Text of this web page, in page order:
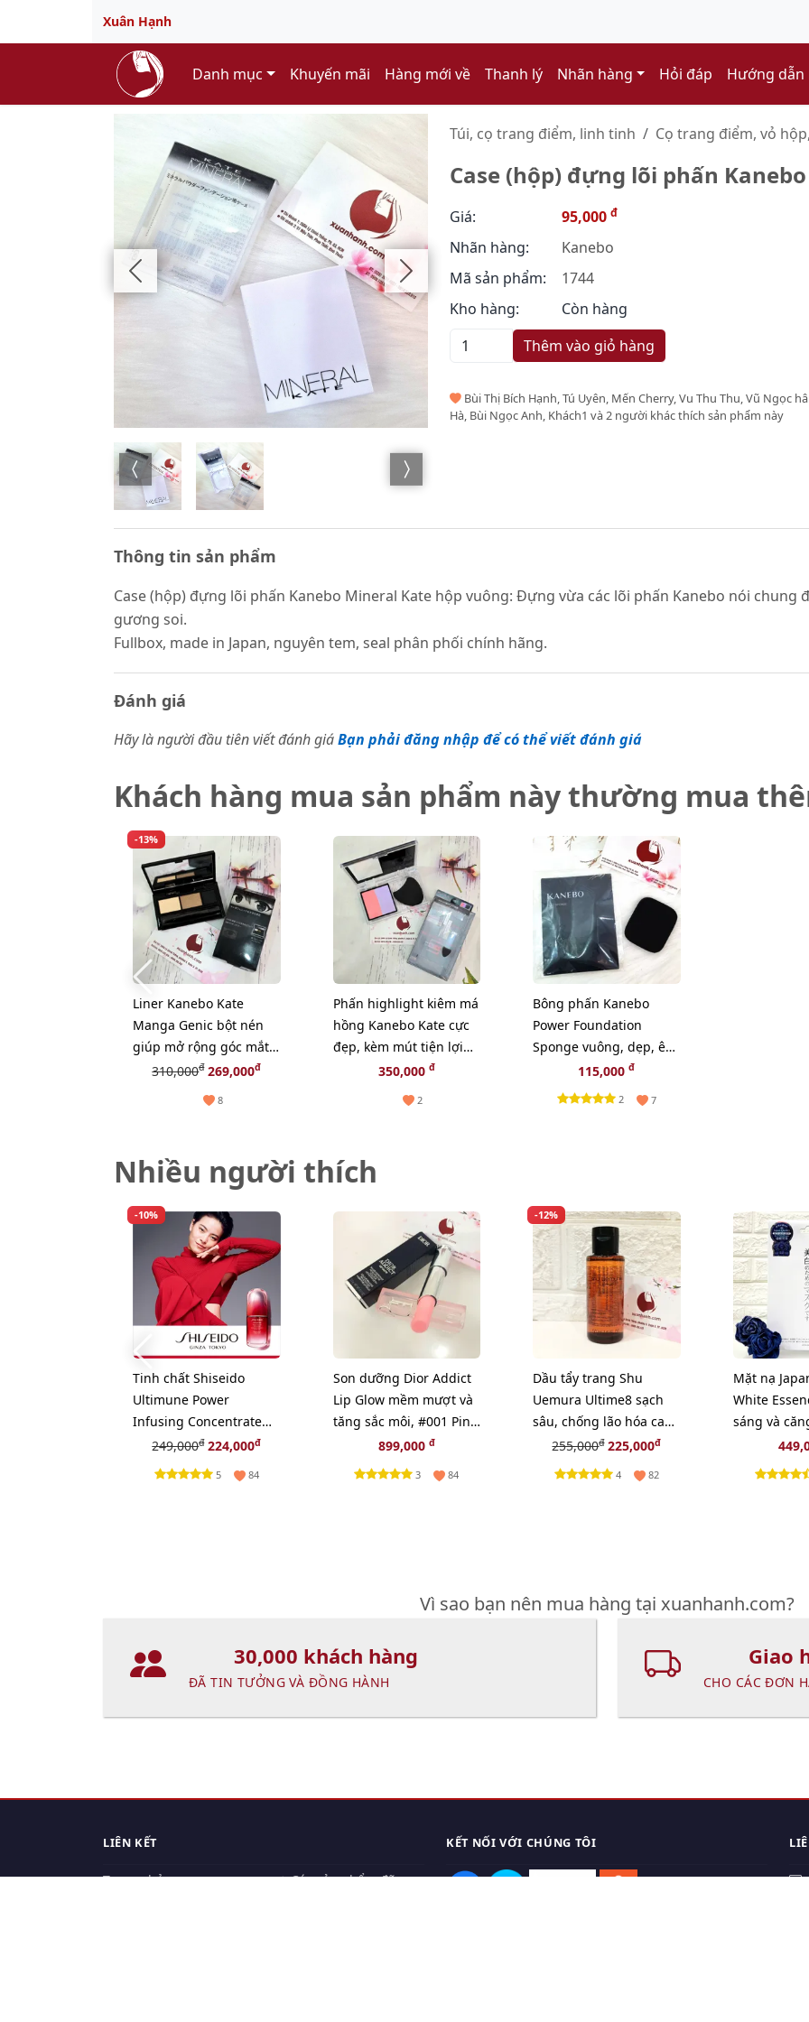
Xuân Hạnh
Danh mục Khuyến mãi Hàng mới về Thanh lý Nhãn hàng Hỏi đáp Hướng dẫn
Túi, cọ trang điểm, linh tinh Cọ trang điểm, vỏ
Case (hộp) đựng lõi phấn
Giá: 95,000 đ
Nhãn hàng:
Kanebo
Mã sản phẩm:
1744
Kho hàng:
Còn hàng
Thêm vào giỏ hàng
Bùi Thị Bích Hạnh, Tú Uyên, Mến Cherry, Vu Thu Thu, Vũ Ngọc
Hà, Bùi Ngọc Anh, Khách1 và 2 người khác thích sản phẩm này
Thông tin sản phẩm
Case (hộp) đựng lõi phấn Kanebo Mineral Kate hộp vuông: Đựng vừa các lõi phấn Kanebo nói chung
gương soi.
Fullbox, made in Japan, nguyên tem, seal phân phối chính hãng.
Đánh giá
Hãy là người đầu tiên viết đánh giáBạn phải đăng nhập để có thể viết đánh giá
Khách hàng mua sản phẩm này thường mua
-13%
Liner Kanebo Kate
Manga Genic bột nén
giúp mở rộng góc mắt
to tròn, long lanh
310,000đ269,000đ
8
Phấn highlight kiêm má
hồng Kanebo Kate cực
đẹp, kèm mút tiện lợi
dễ dùng, #EX-1
350,000 đ
2
Bông phấn Kanebo
Power Foundation
Sponge vuông, dẹp, êm
ái. chuyên dụng phấn
115,000đ
2 7
Nhiều người thích
-10%
Tinh chất Shiseido
Ultimune Power
Infusing Concentrate
khôi phục, tái tạo da,
10ml
249,000đ224,000đ
5 84
Son dưỡng Dior Addict
Lip Glow mềm mượt và
tăng sắc môi, #001 Pink
- hồng tự nhiên (New)
899,000 đ
3 84
-12%
Dầu tẩy trang Shu
Uemura Ultime8 sạch
sâu, chống lão hóa cao
cấp nhất - 50ml
255,000đ225,000đ
4 82
Mặt nạ
White
sáng và
Vì sao bạn nên mua hàng tại xuanhanh.com?
30,000 khách hàng
ĐÃ TIN TƯỞNG VÀ ĐỒNG HÀNH
Giao
CHO CÁC ĐƠN
LIÊN KẾT
Trang chủ
Các sản phẩm đã
KẾT NỐI VỚI CHÚNG TÔI